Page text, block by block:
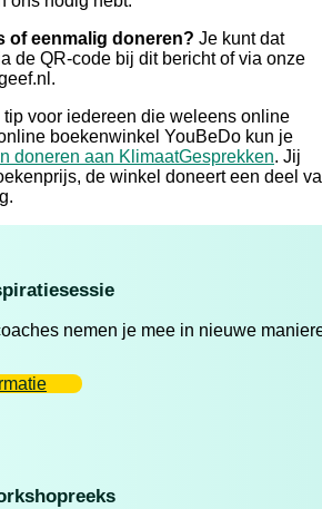
of eenmalig doneren? Je kunt dat
de QR-code bij dit bericht of via onze
tip voor iedereen die weleens online
boekenwinkel YouBeDo kun je
doneren aan KlimaatGesprekken. Jij
de winkel doneert een deel
nemen je mee in nieuwe